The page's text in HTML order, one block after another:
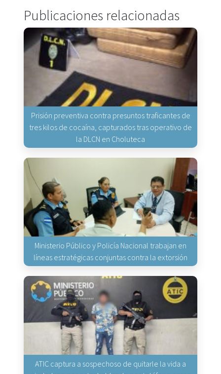
Publicaciones relacionadas
Prisión preventiva contra presuntos traficantes de
tres kilos de cocaína, capturados tras operativo de
la DLCN en Choluteca
Ministerio Público y Policía Nacional trabajan en
líneas estratégicas conjuntas contra la extorsión
ATIC captura a sospechoso de quitarle la vida a